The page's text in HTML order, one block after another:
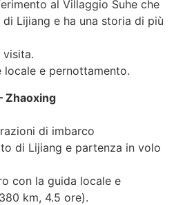
al Villaggio Suhe che
Lijiang e ha una storia di più
locale e pernottamento.
Zhaoxing
di imbarco
di Lijiang e partenza in volo
con la guida locale e
km, 4.5 ore).